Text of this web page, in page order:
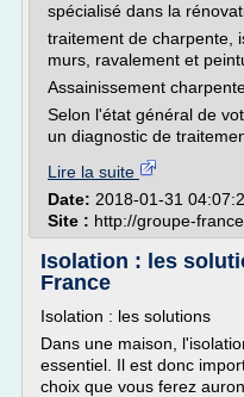
spécialisé dans la
traitement de charpente,
murs, ravalement et
Assainissement
Selon l'état général de
un diagnostic de
Lire la suite
Date: 2018-01-31
Site : http://groupe-
Isolation : les
France
Isolation : les solutions
Dans une maison,
essentiel. Il est donc
choix que vous ferez